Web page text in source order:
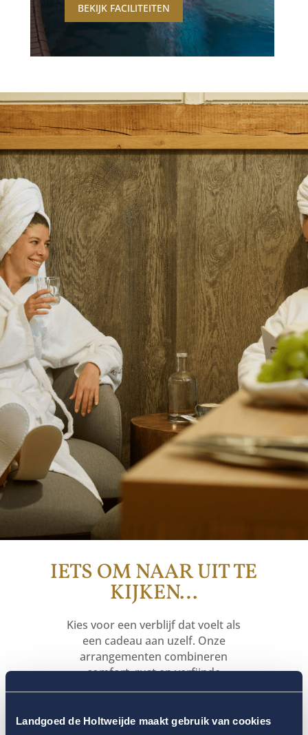
Landgoed de Holtweijde maakt gebruik van cookies
BEKIJK FACILITEITEN
IETS OM NAAR UIT TE
KIJKEN…
Kies voor een verblijf dat voelt als
een cadeau aan uzelf. Onze
arrangementen combineren
comfort, rust en verfijnde
gastvrijheid. Altijd tot in de